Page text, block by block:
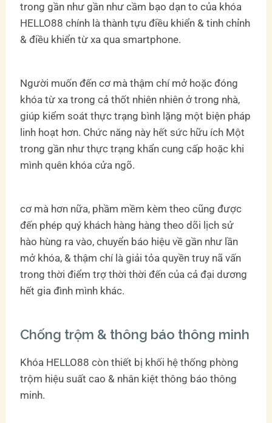
trong gần như gần như cầm bạo dạn to của khóa
HELLO88 chính là thành tựu điều khiển & tinh chỉnh
& điều khiển từ xa qua smartphone.
Người muốn đến cơ mà thậm chí mở hoặc đóng
khóa từ xa trong cả thốt nhiên nhiên ở trong nhà,
giúp kiểm soát thực trạng bình lặng một biện pháp
linh hoạt hơn. Chức năng này hết sức hữu ích Một
trong gần như thực trạng khẩn cung cấp hoặc khi
mình quên khóa cửa ngõ.
cơ mà hơn nữa, phầm mềm kèm theo cũng được
đến phép quý khách hàng hàng theo dõi lịch sử
hào hùng ra vào, chuyển báo hiệu về gần như lần
mở khóa, & thậm chí là giải tỏa quyền truy nã vấn
trong thời điểm trợ thời thời đến của cả đại dương
hết gia đình mình khác.
Chống trộm & thông báo thông minh
Khóa HELLO88 còn thiết bị khối hệ thống phòng
trộm hiệu suất cao & nhân kiệt thông báo thông
minh.